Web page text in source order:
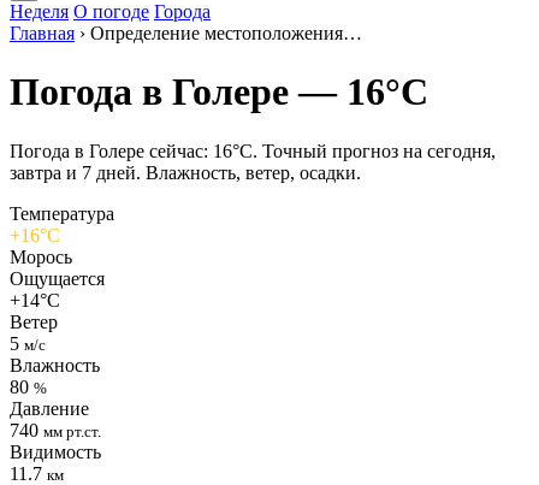
Неделя О погоде Города
Главная › Определение местоположения…
Погода в Голере — 16°C
Погода в Голере сейчас: 16°C. Точный прогноз на сегодня,
завтра и 7 дней. Влажность, ветер, осадки.
Температура
+16°C
Морось
Ощущается
+14°C
Ветер
5 м/с
Влажность
80 %
Давление
740 мм рт.ст.
Видимость
11.7 км